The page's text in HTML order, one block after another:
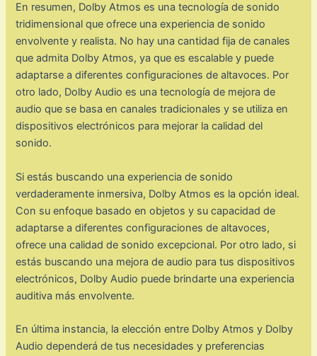
En resumen, Dolby Atmos es una tecnología de sonido
tridimensional que ofrece una experiencia de sonido
envolvente y realista. No hay una cantidad fija de canales
que admita Dolby Atmos, ya que es escalable y puede
adaptarse a diferentes configuraciones de altavoces. Por
otro lado, Dolby Audio es una tecnología de mejora de
audio que se basa en canales tradicionales y se utiliza en
dispositivos electrónicos para mejorar la calidad del
sonido.
Si estás buscando una experiencia de sonido
verdaderamente inmersiva, Dolby Atmos es la opción ideal.
Con su enfoque basado en objetos y su capacidad de
adaptarse a diferentes configuraciones de altavoces,
ofrece una calidad de sonido excepcional. Por otro lado, si
estás buscando una mejora de audio para tus dispositivos
electrónicos, Dolby Audio puede brindarte una experiencia
auditiva más envolvente.
En última instancia, la elección entre Dolby Atmos y Dolby
Audio dependerá de tus necesidades y preferencias